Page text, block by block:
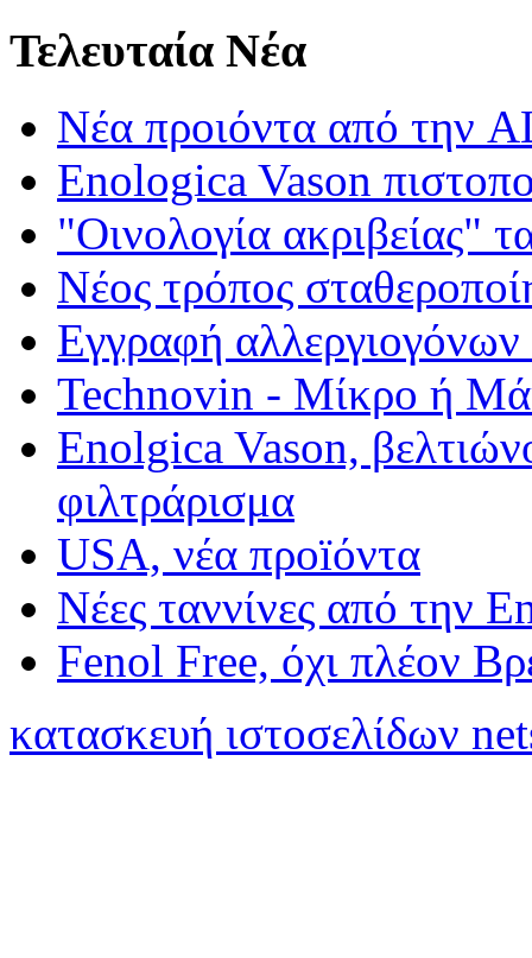
Τελευταία Νέα
Νέα προιόντα από
Enologica Vason
"Οινολογία ακριβείας"
Νέος τρόπος
Εγγραφή αλλεργιογόνων
Technovin - Μίκρο ή
Enolgica Vason,
φιλτράρισμα
USA, νέα προïόντα
Νέες ταννίνες από την
Fenol Free, όχι πλέον
κατασκευή ιστοσελίδων